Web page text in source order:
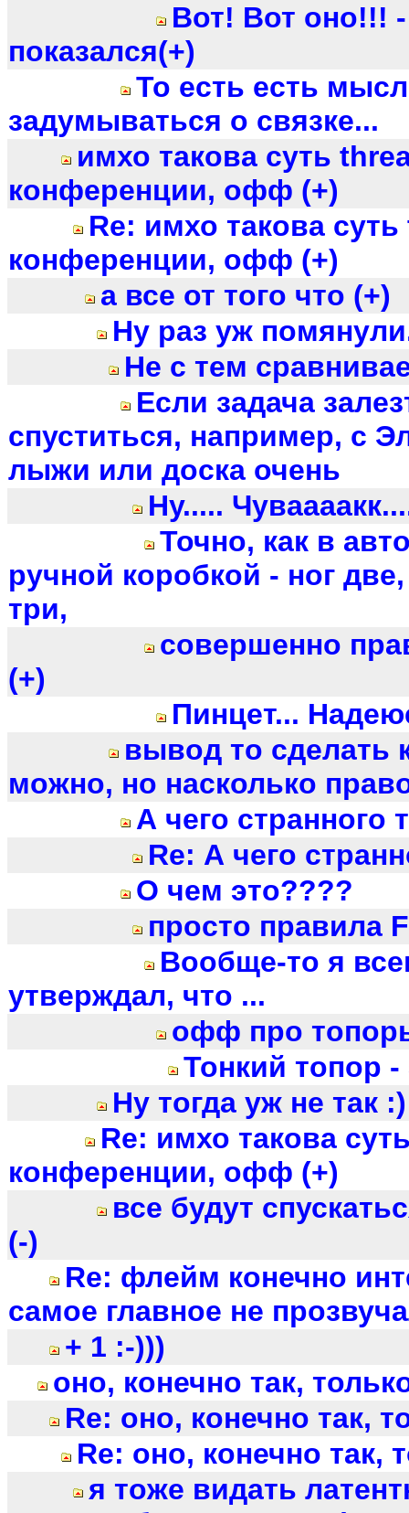
Вот! Вот оно!!!
показался(+)
То есть есть
задумываться о связке...
имхо такова суть
конференции, офф (+)
Re: имхо такова
конференции, офф (+)
а все от того что (+)
Ну раз уж
Не с тем
Если задача
спуститься, например, с
лыжи или доска очень
Ну.....
Точно, как в
ручной коробкой - ног
три,
совершенно
(+)
Пинцет...
вывод то сделать
можно, но насколько
А чего странного
Re: А чего
О чем это????
просто правила
Вообще-то я
утверждал, что ...
офф про
Тонкий топор -
Ну тогда уж не так :)
Re: имхо такова
конференции, офф (+)
все будут
(-)
Re: флейм конечно
самое главное не
+ 1 :-)))
оно, конечно так,
Re: оно, конечно так,
Re: оно, конечно так,
я тоже видать